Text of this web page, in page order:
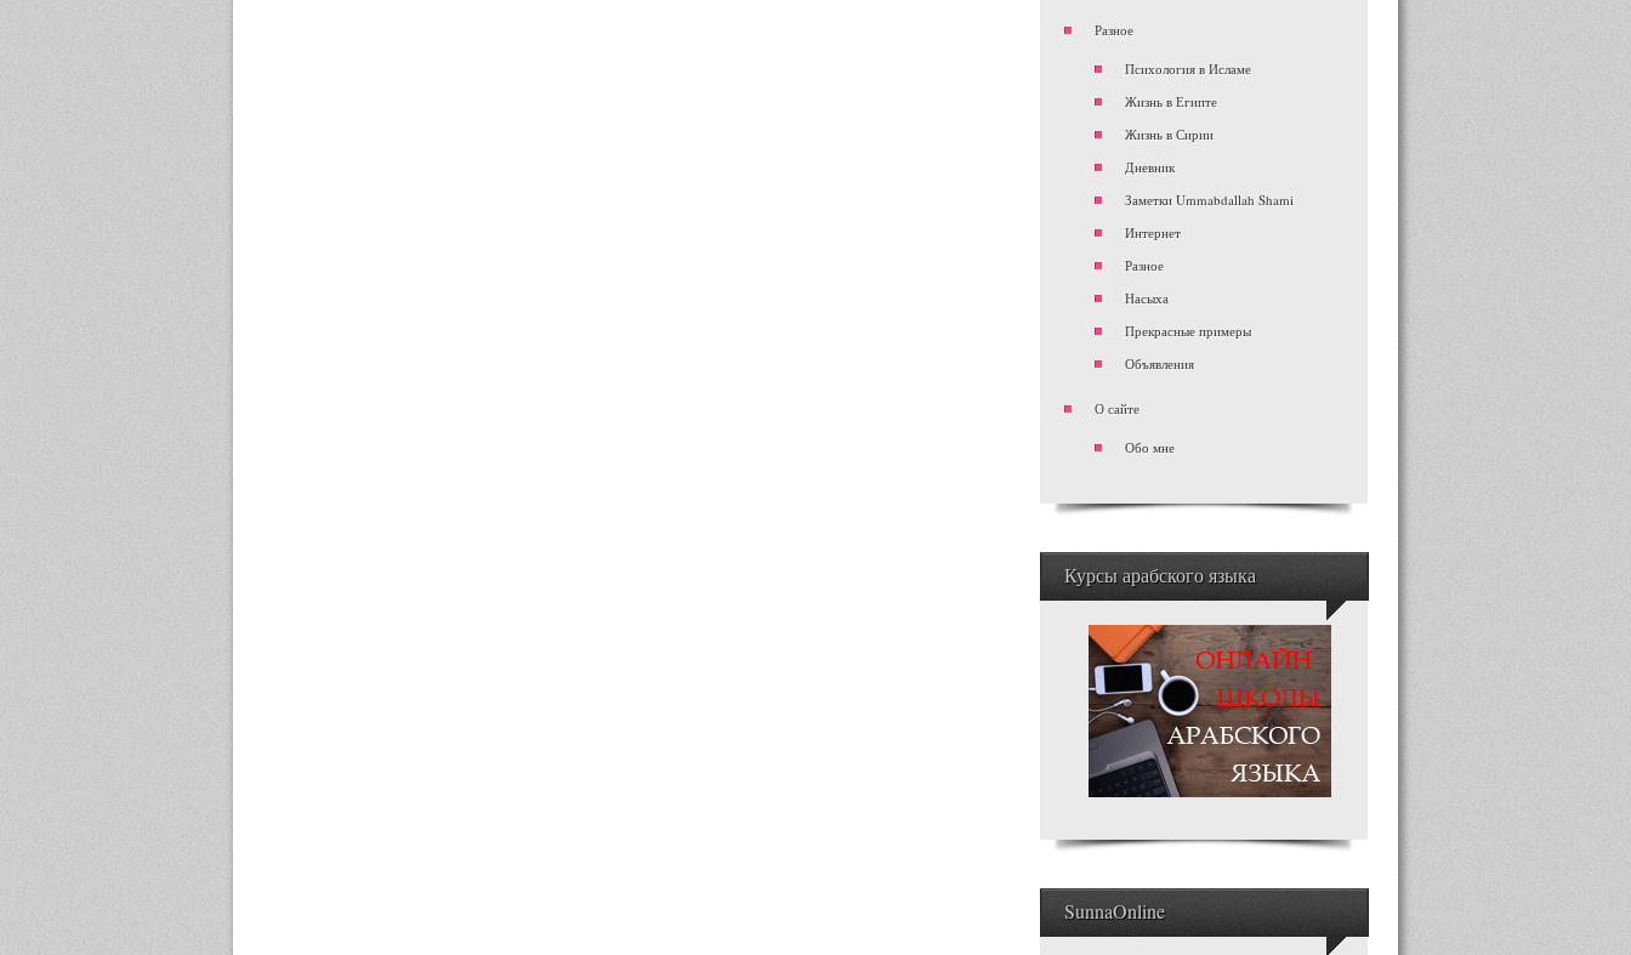
Разное
Психология в Исламе
Жизнь в Египте
Жизнь в Сирии
Дневник
Заметки Ummabdallah Shami
Интернет
Разное
Насыха
Прекрасные примеры
Объявления
О сайте
Обо мне
Курсы арабского языка
SunnaOnline